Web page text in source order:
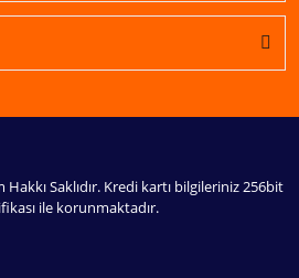
Saklıdır. Kredi kartı bilgileriniz 256bit
ile korunmaktadır.